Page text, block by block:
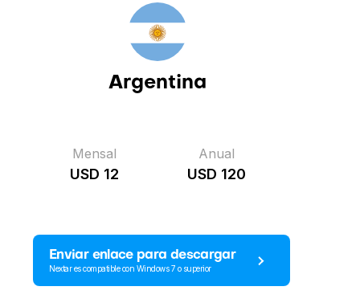
Argentina
Mensal
USD 12
Anual
USD 120
Enviar enlace para descargar
Nextar es compatible con Windows 7 o superior